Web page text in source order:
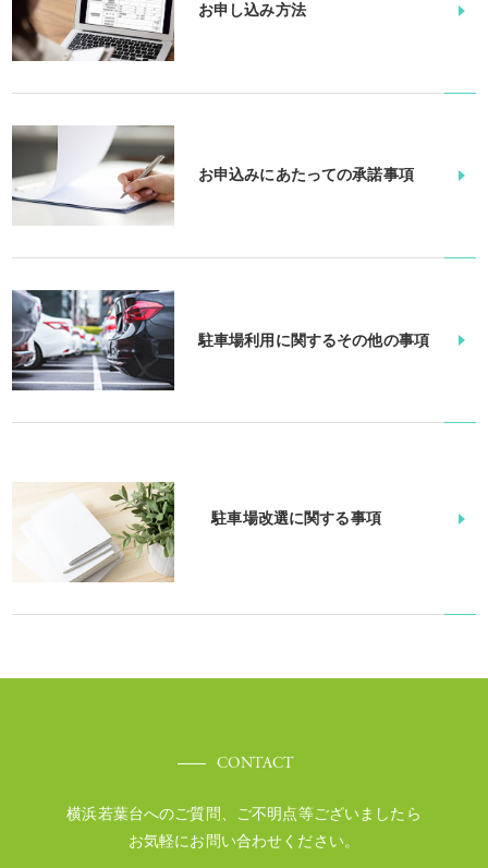
お申し込み方法
お申込みにあたっての承諾事項
駐車場利用に関するその他の事項
駐車場改選に関する事項
CONTACT
横浜若葉台へのご質問、ご不明点等ございましたら
お気軽にお問い合わせください。